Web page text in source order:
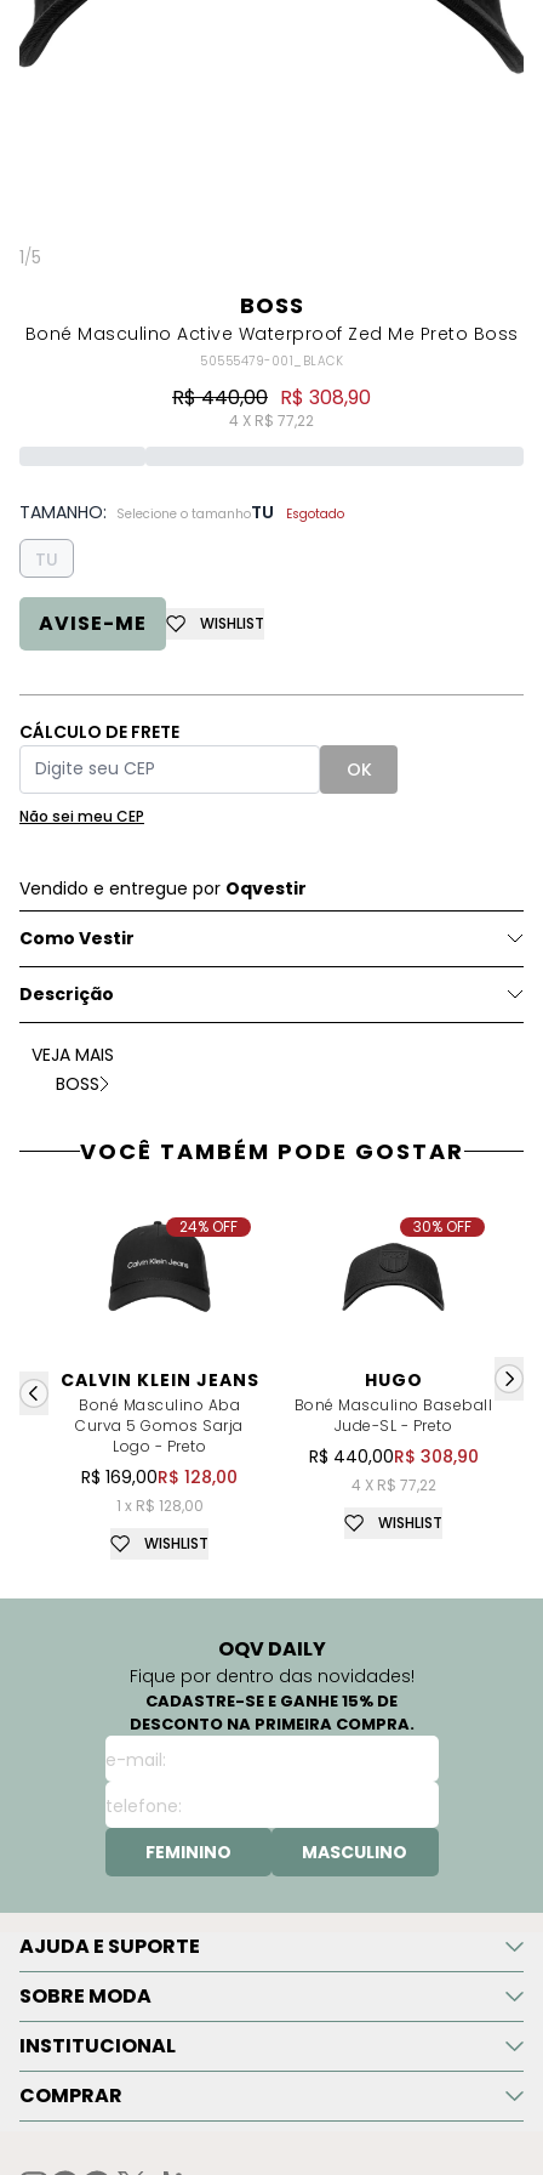
1/5
BOSS
Boné Masculino Active Waterproof Zed Me Preto Boss
50555479-001_BLACK
R$ 440,00 R$ 308,90
4 X R$ 77,22
TAMANHO: Selecione o tamanhoTU Esgotado
TU
AVISE-ME WISHLIST
CÁLCULO DE FRETE
OK
Não sei meu CEP
Vendido e entregue por Oqvestir
Como Vestir
Descrição
VEJA MAIS
BOSS
VOCÊ TAMBÉM PODE GOSTAR
CALVIN KLEIN JEANS
Boné Masculino Aba
Curva 5 Gomos Sarja
Logo - Preto
R$ 169,00R$ 128,00
1 x R$ 128,00
24% OFF
WISHLIST
HUGO
Boné Masculino Baseball
Jude-SL - Preto
R$ 440,00R$ 308,90
4 X R$ 77,22
30% OFF
WISHLIST
OQV DAILY
Fique por dentro das novidades!
CADASTRE-SE E GANHE 15% DE
DESCONTO NA PRIMEIRA COMPRA.
FEMININO MASCULINO
AJUDA E SUPORTE
SOBRE MODA
INSTITUCIONAL
COMPRAR